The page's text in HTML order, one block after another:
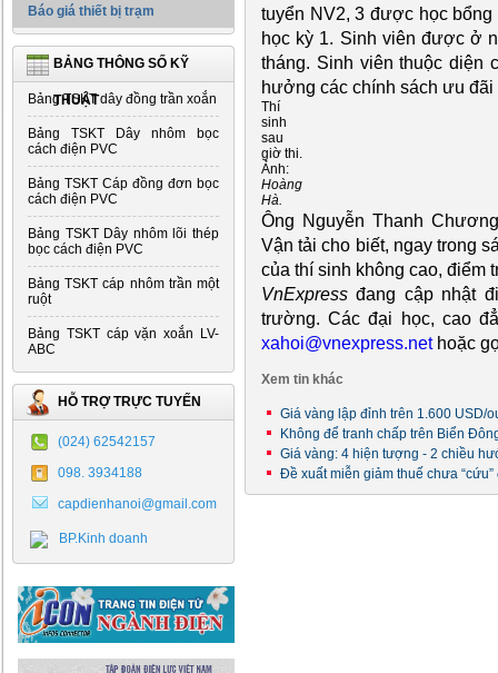
Báo giá thiết bị trạm
BẢNG THÔNG SỐ KỸ
THUẬT
Bảng TSKT dây đồng trần xoắn
Bảng TSKT Dây nhôm bọc
cách điện PVC
Bảng TSKT Cáp đồng đơn bọc
cách điện PVC
Bảng TSKT Dây nhôm lõi thép
bọc cách điện PVC
Bảng TSKT cáp nhôm trần một
ruột
Bảng TSKT cáp vặn xoắn LV-
ABC
HỖ TRỢ TRỰC TUYẾN
(024) 62542157
098. 3934188
capdienhanoi@gmail.com
BP.Kinh doanh
tuyển NV2, 3 được học
học kỳ 1. Sinh viên được ở
tháng. Sinh viên thuộc diện
hưởng các chính sách ưu
Thí
sinh
sau
giờ thi.
Ảnh:
Hoàng
Hà.
Ông Nguyễn Thanh
Vận tải cho biết, ngay trong
của thí sinh không cao, điểm
VnExpress đang cập nhật
trường. Các đại học, cao
xahoi@vnexpress.nethoặc
Xem tin khác
Giá vàng lập đỉnh trên 1.600 USD/
Không để tranh chấp trên Biển
Giá vàng: 4 hiện tượng - 2 chiều
Đề xuất miễn giảm thuế chưa